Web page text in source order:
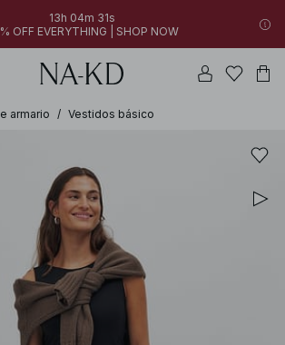
13h 04m 31s
OFF EVERYTHING | SHOP NOW
armario / Vestidos básico